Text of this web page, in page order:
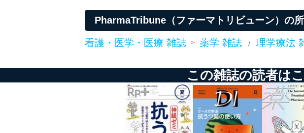
令及びその他の規範を常に適合させます。
個人情報の安全管理措置
漏えい、滅失またはき損の防止及び是正に努めます。
アクセス制御
個人データを取り扱うことのできる機器及び当
しています。
アクセス者の識別と認証
PharmaTribune（ファーマトリビューン）の
看護・医学・医療 雑誌 > 薬学 雑誌 / 理学療法
この雑誌の読者は